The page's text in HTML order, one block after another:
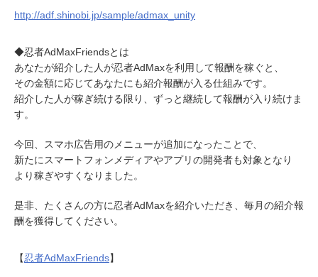
http://adf.shinobi.jp/sample/admax_unity
◆忍者AdMaxFriendsとは
あなたが紹介した人が忍者AdMaxを利用して報酬を稼ぐと、
その金額に応じてあなたにも紹介報酬が入る仕組みです。
紹介した人が稼ぎ続ける限り、ずっと継続して報酬が入り続けま
す。
今回、スマホ広告用のメニューが追加になったことで、
新たにスマートフォンメディアやアプリの開発者も対象となり
より稼ぎやすくなりました。
是非、たくさんの方に忍者AdMaxを紹介いただき、毎月の紹介報
酬を獲得してください。
【忍者AdMaxFriends】